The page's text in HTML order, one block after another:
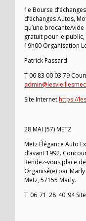
1e Bourse
d’échanges Autos,
qu’une brocante/
gratuit pour le
19h00 Organisation
Patrick Passard
T 06 83 00 03 79
Site Internethttps://
28 MAI (57) METZ
Metz Élégance Auto
d’avant 1992.
Rendez-vous place
Organisé(e) par Marly
Metz, 57155 Marly.
T 06 71 28 40 94